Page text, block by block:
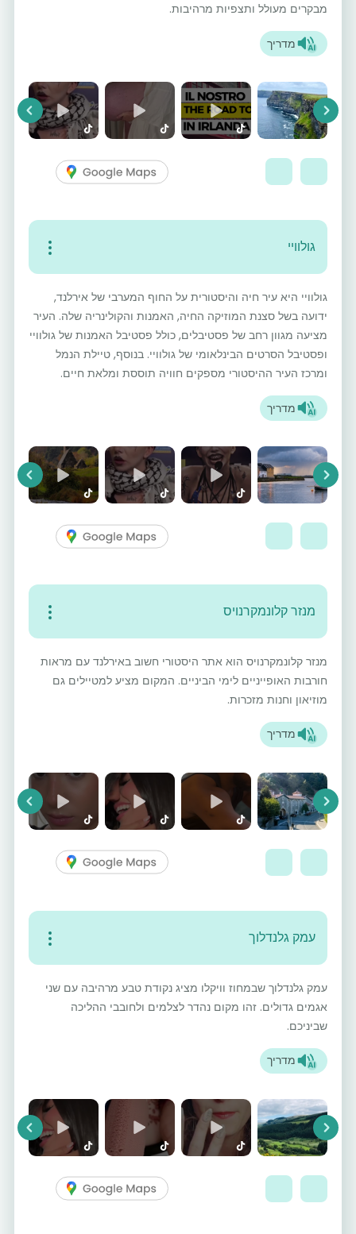
מבקרים מעולל ותצפיות מרהיבות.
מדריך
Next
גולוויי
גולוויי היא עיר חיה והיסטורית על החוף המערבי של אירלנד,
ידועה בשל סצנת המוזיקה החיה, האמנות והקולינריה שלה. העיר
מציעה מגוון רחב של פסטיבלים, כולל פסטיבל האמנות של גולוויי
ופסטיבל הסרטים הבינלאומי של גולוויי. בנוסף, טיילת הנמל
ומרכז העיר ההיסטורי מספקים חוויה תוססת ומלאת חיים.
מדריך
Next
מנזר קלונמקרנויס
מנזר קלונמקרנויס הוא אתר היסטורי חשוב באירלנד עם מראות
חורבות האופייניים לימי הביניים. המקום מציע למטיילים גם
מוזיאון וחנות מזכרות.
מדריך
Next
עמק גלנדלוך
עמק גלנדלוך שבמחוז וויקלו מציג נקודת טבע מרהיבה עם שני
אגמים גדולים. זהו מקום נהדר לצלמים ולחובבי ההליכה
שביניכם.
מדריך
Next